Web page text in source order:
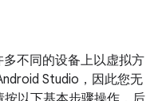
不同的设备上以虚拟方
Studio，因此您无